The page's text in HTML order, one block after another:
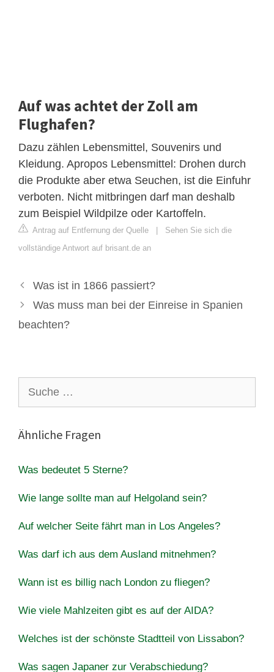
Auf was achtet der Zoll am
Flughafen?
Dazu zählen Lebensmittel, Souvenirs und
Kleidung. Apropos Lebensmittel: Drohen durch
die Produkte aber etwa Seuchen, ist die Einfuhr
verboten. Nicht mitbringen darf man deshalb
zum Beispiel Wildpilze oder Kartoffeln.
Antrag auf Entfernung der Quelle | Sehen Sie sich die
vollständige Antwort auf brisant.de an
Was ist in 1866 passiert?
Was muss man bei der Einreise in Spanien
beachten?
nach:
Ähnliche Fragen
Was bedeutet 5 Sterne?
Wie lange sollte man auf Helgoland sein?
Auf welcher Seite fährt man in Los Angeles?
Was darf ich aus dem Ausland mitnehmen?
Wann ist es billig nach London zu fliegen?
Wie viele Mahlzeiten gibt es auf der AIDA?
Welches ist der schönste Stadtteil von Lissabon?
Was sagen Japaner zur Verabschiedung?